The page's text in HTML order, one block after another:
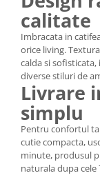
calitate
Imbracata in
orice living.
calda si
diverse stiluri de
Livrare
simplu
Pentru confortul
cutie compacta,
minute, produsul
naturala dupa